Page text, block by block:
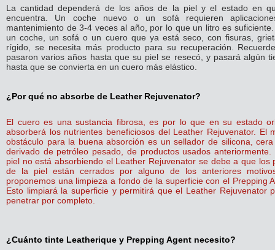
La cantidad dependerá de los años de la piel y el estado en
encuentra. Un coche nuevo o un sofá requieren
mantenimiento de 3-4 veces al año, por lo que un litro es
un coche, un sofá o un cuero que ya está seco, con fisuras,
rígido, se necesita más producto para su recuperación.
pasaron varios años hasta que su piel se resecó, y pasará algún
hasta que se convierta en un cuero más elástico.
¿Por qué no absorbe de Leather Rejuvenator?
El cuero es una sustancia fibrosa, es por lo que en su estado
absorberá los nutrientes beneficiosos del Leather Rejuvenator. El
obstáculo para la buena absorción es un sellador de silicona,
derivado de petróleo pesado, de productos usados anteriormente.
piel no está absorbiendo el Leather Rejuvenator se debe a que los
de la piel están cerrados por alguno de los anteriores
proponemos una limpieza a fondo de la superficie con el Prepping
Esto limpiará la superficie y permitirá que el Leather Rejuvenator
penetrar por completo.
¿Cuánto tinte Leatherique y Prepping Agent necesito?